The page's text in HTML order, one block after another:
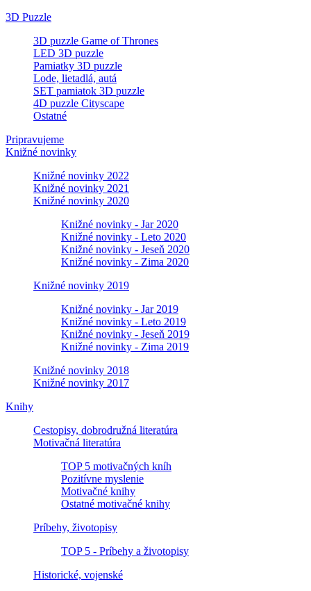
3D Puzzle
3D puzzle Game of Thrones
LED 3D puzzle
Pamiatky 3D puzzle
Lode, lietadlá, autá
SET pamiatok 3D puzzle
4D puzzle Cityscape
Ostatné
Pripravujeme
Knižné novinky
Knižné novinky 2022
Knižné novinky 2021
Knižné novinky 2020
Knižné novinky - Jar 2020
Knižné novinky - Leto 2020
Knižné novinky - Jeseň 2020
Knižné novinky - Zima 2020
Knižné novinky 2019
Knižné novinky - Jar 2019
Knižné novinky - Leto 2019
Knižné novinky - Jeseň 2019
Knižné novinky - Zima 2019
Knižné novinky 2018
Knižné novinky 2017
Knihy
Cestopisy, dobrodružná literatúra
Motivačná literatúra
TOP 5 motivačných kníh
Pozitívne myslenie
Motivačné knihy
Ostatné motivačné knihy
Príbehy, životopisy
TOP 5 - Príbehy a životopisy
Historické, vojenské